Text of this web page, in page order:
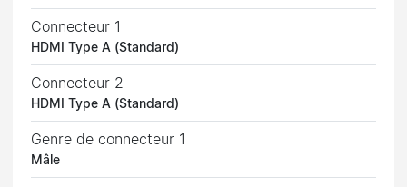
Connecteur 1
HDMI Type A (Standard)
Connecteur 2
HDMI Type A (Standard)
Genre de connecteur 1
Mâle